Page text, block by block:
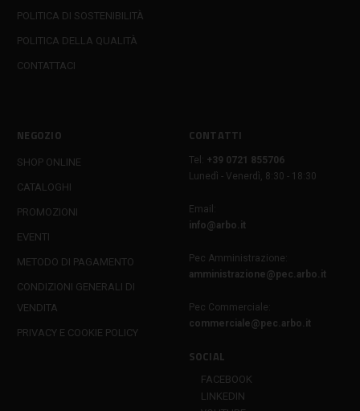
POLITICA DI SOSTENIBILITÀ
POLITICA DELLA QUALITÀ
CONTATTACI
NEGOZIO
SHOP ONLINE
CATALOGHI
PROMOZIONI
EVENTI
METODO DI PAGAMENTO
CONDIZIONI GENERALI DI
VENDITA
PRIVACY E COOKIE POLICY
CONTATTI
Tel:
+39 0721 855706
Lunedì - Venerdì, 8:30 - 18:30
Email:
info@arbo.it
Pec Amministrazione:
amministrazione@pec.arbo.it
Pec Commerciale:
commerciale@pec.arbo.it
SOCIAL
FACEBOOK
LINKEDIN